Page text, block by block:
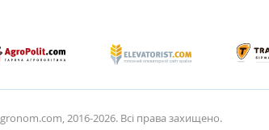
2016-2026. Всі права захищено.